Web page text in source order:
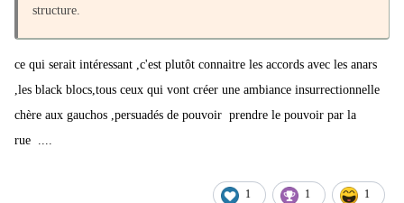
Les organisateurs ont confirmé que les marées populaires seront
pour "faire masse et avoir le maximum de monde dans la rue". A
Paris, le cortège fera le parcours Gare de l'Est-République-
Bastille. Jean-Luc Mélenchon n'y sera pas puisqu'il a déjà prévu de
structure.
ce qui serait intéressant ,c'est plutôt connaitre les accords avec les anars
,les black blocs,tous ceux qui vont créer une ambiance insurrectionnelle
chère aux gauchos ,persuadés de pouvoir prendre le pouvoir par la
rue ....
1 1 1